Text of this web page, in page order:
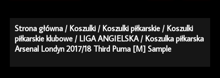
Strona główna /Koszulki /Koszulki piłkarskie /Koszulki
piłkarskie klubowe /LIGA ANGIELSKA/ Koszulka piłkarska
Arsenal Londyn 2017/18 Third Puma [M] Sample